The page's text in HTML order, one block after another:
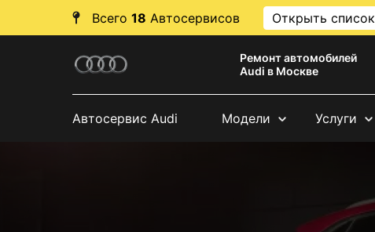
Всего 18 Автосервисов Открыть список
Ремонт автомобилей
Audi в Москве
Автосервис Audi Модели Услуги